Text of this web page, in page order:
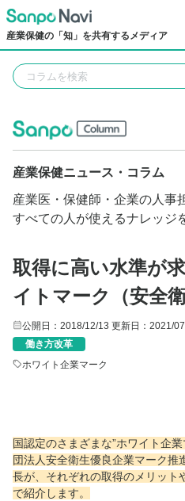
産業保健の「知」を共有するメディア
産業保健ニュース・コラム
産業医・保健師・企業の人事
すべての人が使えるナレッジ
取得に高い水準が
イトマーク（安全
公開日：2018/12/13 更新日：2021/
働き方改革
ホワイト企業マーク
国認定のさまざまな”ホワイト企
団法人安全衛生優良企業マーク推
長が、それぞれの取得のメリット
で紹介します。